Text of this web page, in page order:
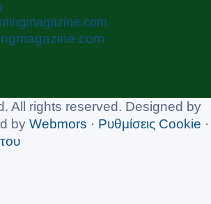
All rights reserved. Designed by
by Webmors · Ρυθμίσεις Cookie ·